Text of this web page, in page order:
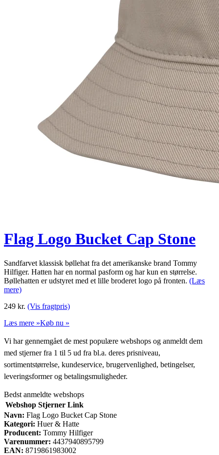
Flag Logo Bucket Cap Stone
Sandfarvet klassisk bøllehat fra det amerikanske brand Tommy
Hilfiger. Hatten har en normal pasform og har kun en størrelse.
Bøllehatten er udstyret med et lille broderet logo på fronten. (Læs
mere)
249 kr. (Vis fragtpris)
Læs mere »Køb nu »
Vi har gennemgået de mest populære webshops og anmeldt dem
med stjerner fra 1 til 5 ud fra bl.a. deres prisniveau,
sortimentstørrelse, kundeservice, brugervenlighed, betingelser,
leveringsformer og betalingsmuligheder.
Bedst anmeldte webshops
Webshop Stjerner Link
Navn: Flag Logo Bucket Cap Stone
Kategori: Huer & Hatte
Producent: Tommy Hilfiger
Varenummer: 4437940895799
EAN: 8719861983002